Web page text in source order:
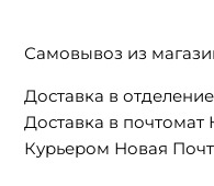
Самовывоз из
Доставка в
Доставка в почтомат
Курьером Новая